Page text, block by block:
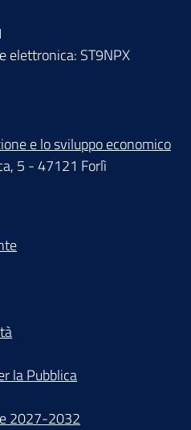
elettronica: ST9NPX
e lo sviluppo economico
5 - 47121 Forlì
la Pubblica
2027-2032